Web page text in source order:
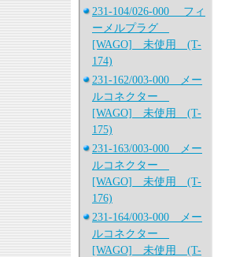
231-104/026-000 フィ
ーメルプラグ
[WAGO] 未使用 (T-
174)
231-162/003-000 メー
ルコネクター
[WAGO] 未使用 (T-
175)
231-163/003-000 メー
ルコネクター
[WAGO] 未使用 (T-
176)
231-164/003-000 メー
ルコネクター
[WAGO] 未使用 (T-